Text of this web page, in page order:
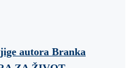
autora Branka